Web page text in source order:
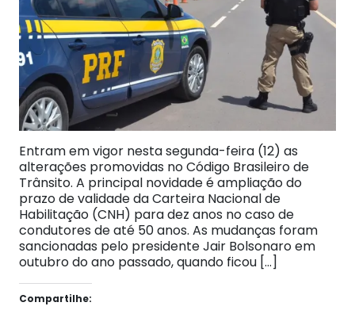
Entram em vigor nesta segunda-feira (12) as
alterações promovidas no Código Brasileiro de
Trânsito. A principal novidade é ampliação do
prazo de validade da Carteira Nacional de
Habilitação (CNH) para dez anos no caso de
condutores de até 50 anos. As mudanças foram
sancionadas pelo presidente Jair Bolsonaro em
outubro do ano passado, quando ficou […]
Compartilhe: